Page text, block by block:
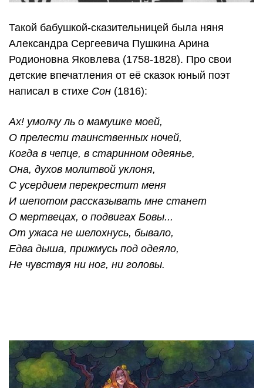
Такой бабушкой-сказительницей была няня
Александра Сергеевича Пушкина Арина
Родионовна Яковлева (1758-1828). Про свои
детские впечатления от её сказок юный поэт
написал в стихе Сон (1816):
Ах! умолчу ль о мамушке моей,
О прелести таинственных ночей,
Когда в чепце, в старинном одеянье,
Она, духов молитвой уклоня,
С усердием перекрестит меня
И шепотом рассказывать мне станет
О мертвецах, о подвигах Бовы...
От ужаса не шелохнусь, бывало,
Едва дыша, прижмусь под одеяло,
Не чувствуя ни ног, ни головы.